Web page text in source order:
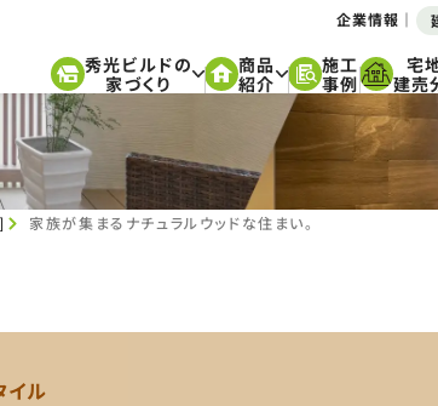
秀光ビルドの
家づくり
商品
紹介
施工
事例
宅
建売
企業情報
家族が集まるナチュラルウッドな住まい。
イル